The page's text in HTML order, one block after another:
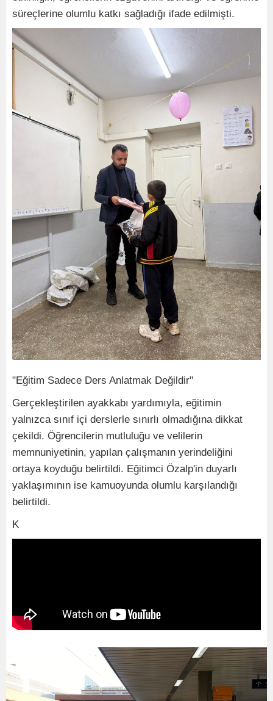
süreçlerine olumlu katkı sağladığı ifade edilmişti.
"Eğitim Sadece Ders Anlatmak Değildir"
Gerçekleştirilen ayakkabı yardımıyla, eğitimin
yalnızca sınıf içi derslerle sınırlı olmadığına dikkat
çekildi. Öğrencilerin mutluluğu ve velilerin
memnuniyetinin, yapılan çalışmanın yerindeliğini
ortaya koyduğu belirtildi. Eğitimci Özalp'in duyarlı
yaklaşımının ise kamuoyunda olumlu karşılandığı
belirtildi.
K